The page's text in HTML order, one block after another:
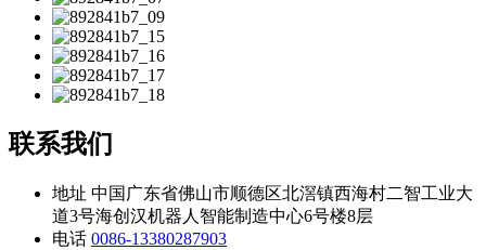
联系我们
地址 中国广东省佛山市顺德区北滘镇西海村二智工业大
道3号海创汉机器人智能制造中心6号楼8层
电话 0086-13380287903